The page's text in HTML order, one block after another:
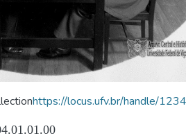
https://locus.ufv.br/handle/